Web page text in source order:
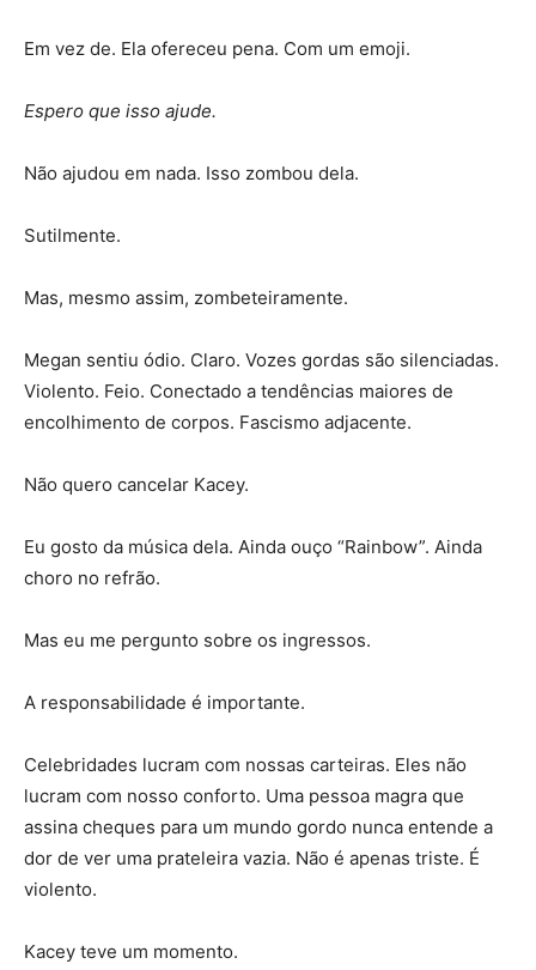
Em vez de. Ela ofereceu pena. Com um emoji.
Espero que isso ajude.
Não ajudou em nada. Isso zombou dela.
Sutilmente.
Mas, mesmo assim, zombeteiramente.
Megan sentiu ódio. Claro. Vozes gordas são silenciadas.
Violento. Feio. Conectado a tendências maiores de
encolhimento de corpos. Fascismo adjacente.
Não quero cancelar Kacey.
Eu gosto da música dela. Ainda ouço “Rainbow”. Ainda
choro no refrão.
Mas eu me pergunto sobre os ingressos.
A responsabilidade é importante.
Celebridades lucram com nossas carteiras. Eles não
lucram com nosso conforto. Uma pessoa magra que
assina cheques para um mundo gordo nunca entende a
dor de ver uma prateleira vazia. Não é apenas triste. É
violento.
Kacey teve um momento.